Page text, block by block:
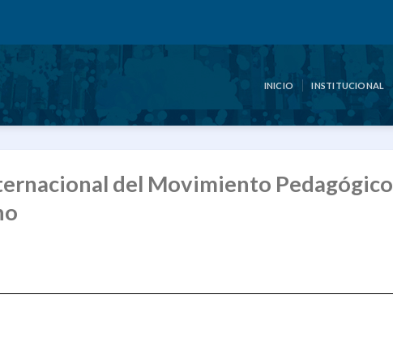
INICIO INSTITUCIONAL
del Movimiento Pedagógico